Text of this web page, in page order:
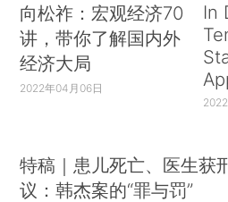
向松祚：宏观经济70
讲，带你了解国内外
经济大局
2022年04月06日
In
特稿｜患儿死亡、医生获
议：韩杰案的“罪与罚”